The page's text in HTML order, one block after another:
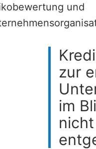
und
zur
im